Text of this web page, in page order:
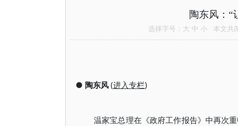
陶东风：“
选择字号： 大 中 小 本文共
● 陶东风(进入专栏)
温家宝总理在《政府工作报告》中再次